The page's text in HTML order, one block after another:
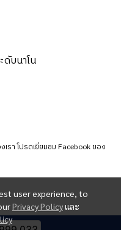
user experience, to
Privacy Policyและ
ดับนาโน
า โปรดเยี่ยมชม Facebook ของ